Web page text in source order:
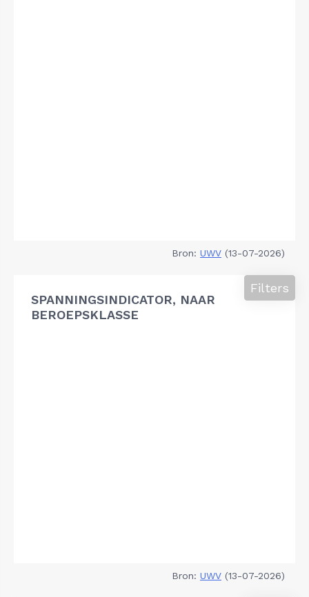
Bron: UWV (13-07-2026)
SPANNINGSINDICATOR, NAAR
BEROEPSKLASSE
Filters
Bron: UWV (13-07-2026)